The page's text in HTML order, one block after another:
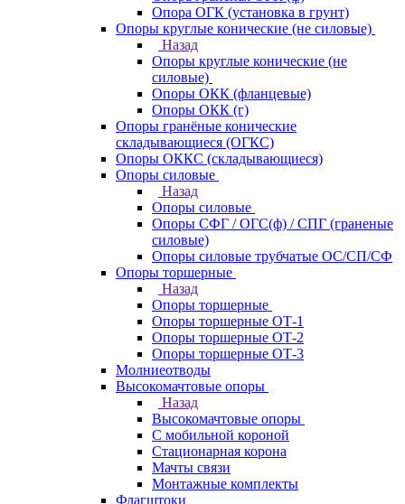
Опора ОГК (установка в грунт)
Опоры круглые конические (не силовые)
Назад
Опоры круглые конические (не
силовые)
Опоры ОКК (фланцевые)
Опоры ОКК (г)
Опоры гранёные конические
складывающиеся (ОГКС)
Опоры ОККС (складывающиеся)
Опоры силовые
Назад
Опоры силовые
Опоры СФГ / ОГС(ф) / СПГ (граненые
силовые)
Опоры силовые трубчатые ОС/СП/СФ
Опоры торшерные
Назад
Опоры торшерные
Опоры торшерные ОТ-1
Опоры торшерные ОТ-2
Опоры торшерные ОТ-3
Молниеотводы
Высокомачтовые опоры
Назад
Высокомачтовые опоры
С мобильной короной
Стационарная корона
Мачты связи
Монтажные комплекты
Флагштоки